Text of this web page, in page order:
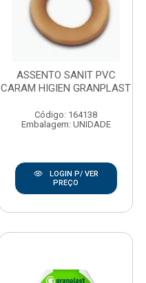
ASSENTO SANIT PVC
CARAM HIGIEN GRANPLAST
Código: 164138
Embalagem: UNIDADE
LOGIN P/ VER
PREÇO